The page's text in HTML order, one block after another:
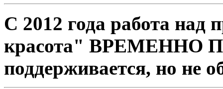
С 2012 года работа над
красота" ВРЕМЕННО
поддерживается, но не